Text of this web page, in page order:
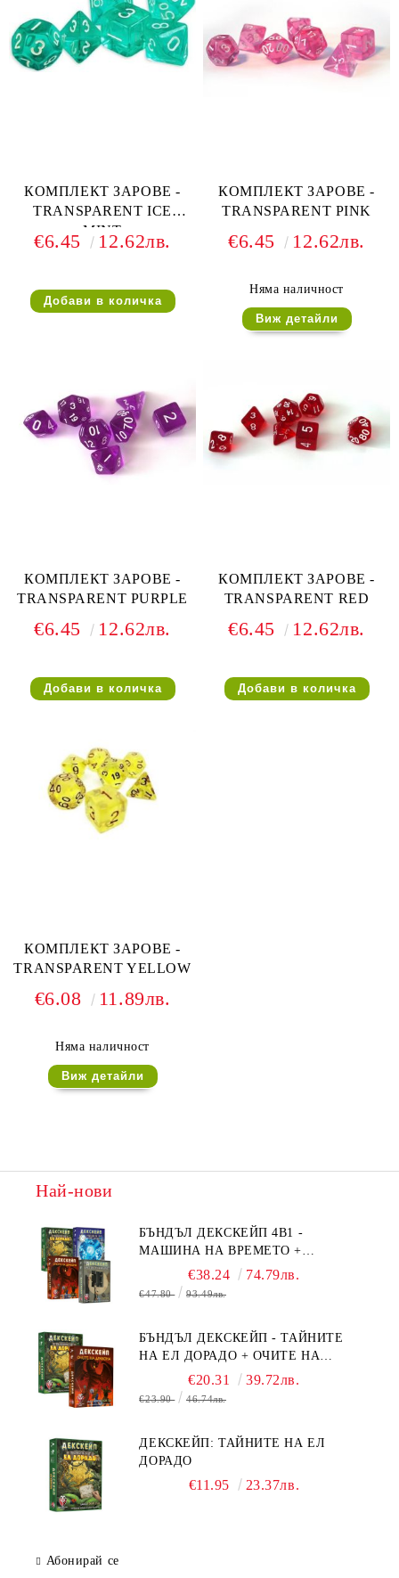
КОМПЛЕКТ ЗАРОВЕ -
TRANSPARENT ICE
MINT
€6.45 12.62лв.
КОМПЛЕКТ ЗАРОВЕ -
TRANSPARENT PINK
€6.45 12.62лв.
Няма наличност
Виж детайли
КОМПЛЕКТ ЗАРОВЕ -
TRANSPARENT PURPLE
€6.45 12.62лв.
КОМПЛЕКТ ЗАРОВЕ -
TRANSPARENT RED
€6.45 12.62лв.
КОМПЛЕКТ ЗАРОВЕ -
TRANSPARENT YELLOW
€6.08 11.89лв.
Няма наличност
Виж детайли
Най-нови
БЪНДЪЛ ДЕКСКЕЙП 4В1 -
МАШИНА НА ВРЕМЕТО +
БЯГСТВО ОТ АЛКАТРАЗ +
ТАЙНИТЕ НА ЕЛ ДОРАДО +
€38.24 74.79лв.
€47.80 93.49лв.
БЪНДЪЛ ДЕКСКЕЙП - ТАЙНИТЕ
НА ЕЛ ДОРАДО + ОЧИТЕ НА
ДРАКОНА€20.31 39.72лв.
€23.90 46.74лв.
ДЕКСКЕЙП: ТАЙНИТЕ НА ЕЛ
ДОРАДО
€11.95 23.37лв.
Абонирай се